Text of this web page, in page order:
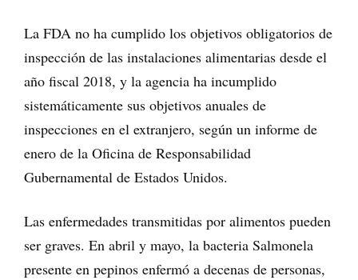
La FDA no ha cumplido los objetivos obligatorios de
inspección de las instalaciones alimentarias desde el
año fiscal 2018, y la agencia ha incumplido
sistemáticamente sus objetivos anuales de
inspecciones en el extranjero, según un informe de
enero de la Oficina de Responsabilidad
Gubernamental de Estados Unidos.
Las enfermedades transmitidas por alimentos pueden
ser graves. En abril y mayo, la bacteria Salmonela
presente en pepinos enfermó a decenas de personas,